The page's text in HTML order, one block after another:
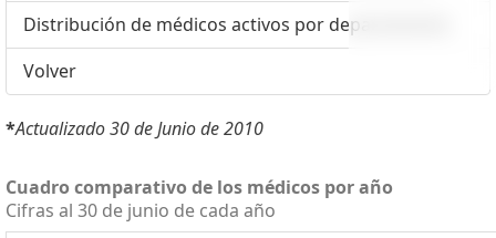
Distribución de médicos activos por departamento
Volver
*Actualizado 30 de Junio de 2010
Cuadro comparativo de los médicos por año
Cifras al 30 de junio de cada año